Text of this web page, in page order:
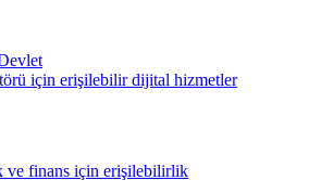
için erişilebilir dijital hizmetler
ve finans için erişilebilirlik